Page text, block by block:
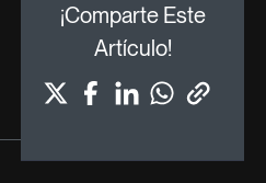
¡Comparte Este
Artículo!